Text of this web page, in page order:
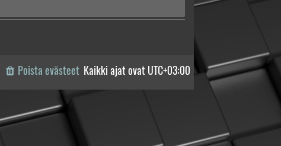
Kaikki ajat ovat UTC+03:00
Poista evästeet